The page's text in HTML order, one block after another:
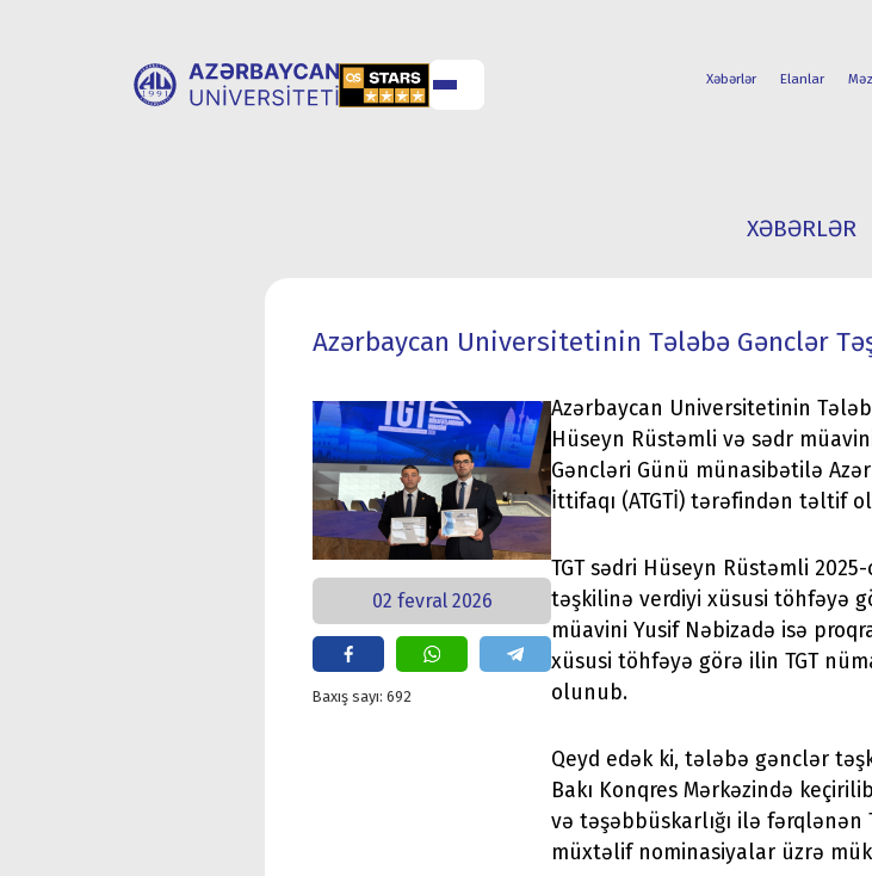
Xəbərlər Elanlar
XƏBƏRLƏR
Azərbaycan Universitetinin Tələbə Gənclər
02 fevral 2026
Baxış sayı: 692
Azərbaycan Universitetinin
Hüseyn Rüstəmli və sədr
Gəncləri Günü münasibətilə
İttifaqı (ATGTİ) tərəfindən təltif
TGT sədri Hüseyn Rüstəmli
təşkilinə verdiyi xüsusi töhfəyə
müavini Yusif Nəbizadə isə
xüsusi töhfəyə görə ilin TGT
olunub.
Qeyd edək ki, tələbə gənclər
Bakı Konqres Mərkəzində
və təşəbbüskarlığı ilə
müxtəlif nominasiyalar üzrə